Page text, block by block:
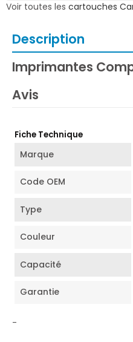
Voir toutes les cartouches
Description
Imprimantes
Avis
Fiche Technique
Marque
Code OEM
Type
Couleur
Capacité
Garantie
-